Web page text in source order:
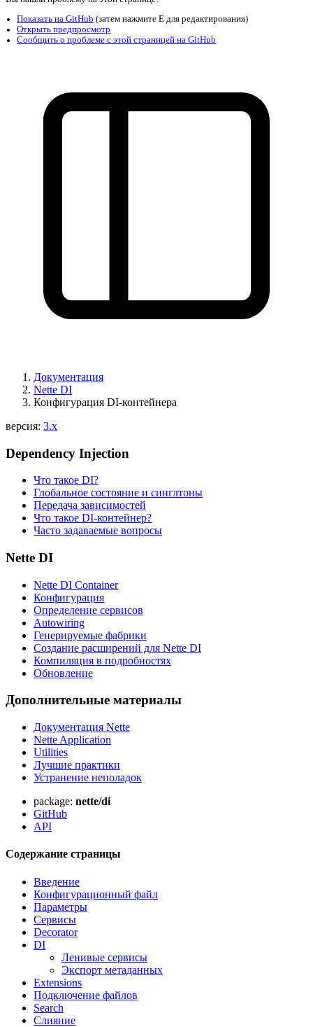
Вы нашли проблему на этой странице?
Показать на GitHub
Открыть предпросмотр
Сообщить о проблеме с этой страницей на GitHub
Документация
Nette DI
Конфигурация DI-контейнера
версия: 3.x
Dependency Injection
Что такое DI?
Глобальное состояние и синглтоны
Передача зависимостей
Что такое DI-контейнер?
Часто задаваемые вопросы
Nette DI
Nette DI Container
Конфигурация
Определение сервисов
Autowiring
Генерируемые фабрики
Создание расширений для Nette DI
Компиляция в подробностях
Обновление
Дополнительные материалы
Документация Nette
Nette Application
Utilities
Лучшие практики
Устранение неполадок
package: nette/di
GitHub
API
Содержание страницы
Введение
Конфигурационный файл
Параметры
Сервисы
Decorator
DI
Ленивые сервисы
Экспорт метаданных
Extensions
Подключение файлов
Search
Слияние